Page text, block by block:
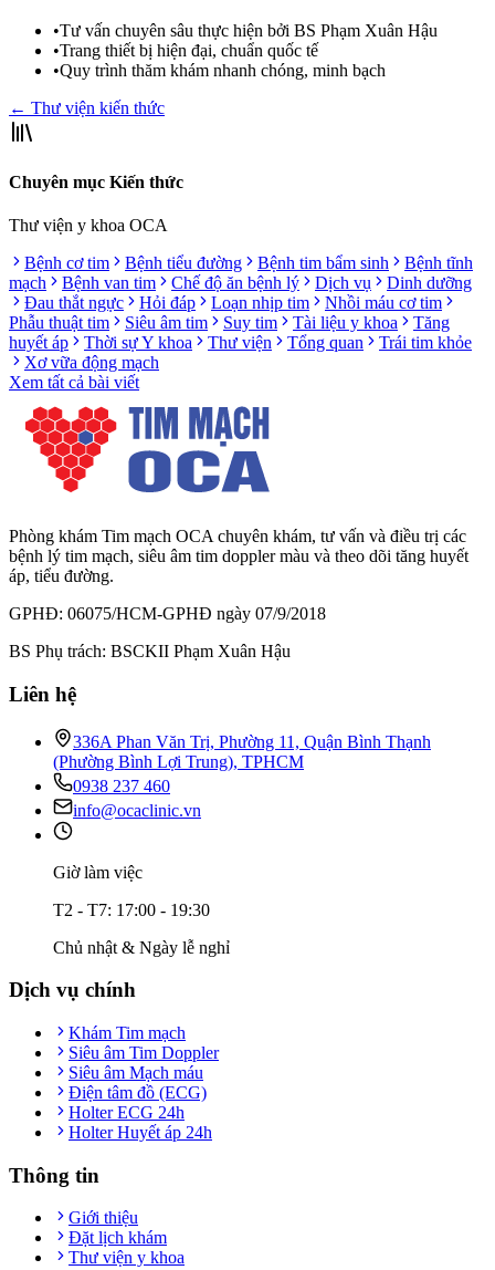
•Tư vấn chuyên sâu thực hiện bởi BS Phạm Xuân Hậu
•Trang thiết bị hiện đại, chuẩn quốc tế
•Quy trình thăm khám nhanh chóng, minh bạch
← Thư viện kiến thức
Chuyên mục Kiến thức
Thư viện y khoa OCA
Bệnh cơ tim
Bệnh tiểu đường Bệnh tim bẩm sinh
Bệnh tĩnh
mạch
Bệnh van tim Chế độ ăn bệnh lý Dịch vụ
Dinh dưỡng
Đau thắt ngực
Hỏi đáp Loạn nhịp tim
Nhồi máu cơ tim
Phẫu thuật tim
Siêu âm tim Suy tim Tài liệu y khoa
Tăng
huyết áp
Thời sự Y khoa Thư viện Tổng quan
Trái tim khỏe
Xơ vữa động mạch
Xem tất cả bài viết
Phòng khám Tim mạch OCA chuyên khám, tư vấn và điều trị các
bệnh lý tim mạch, siêu âm tim doppler màu và theo dõi tăng huyết
áp, tiểu đường.
GPHĐ: 06075/HCM-GPHĐ ngày 07/9/2018
BS Phụ trách: BSCKII Phạm Xuân Hậu
Liên hệ
336A Phan Văn Trị, Phường 11, Quận Bình Thạnh
(Phường Bình Lợi Trung), TPHCM
0938 237 460
info@ocaclinic.vn
Giờ làm việc
T2 - T7: 17:00 - 19:30
Chủ nhật & Ngày lễ nghỉ
Dịch vụ chính
Khám Tim mạch
Siêu âm Tim Doppler
Siêu âm Mạch máu
Điện tâm đồ (ECG)
Holter ECG 24h
Holter Huyết áp 24h
Thông tin
Giới thiệu
Đặt lịch khám
Thư viện y khoa